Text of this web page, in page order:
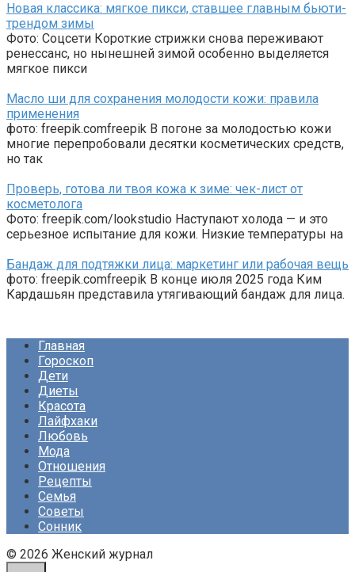
Новая классика: мягкое пикси, ставшее главным бьюти-
трендом зимы
Фото: Соцсети Короткие стрижки снова переживают
ренессанс, но нынешней зимой особенно выделяется
мягкое пикси
Масло ши для сохранения молодости кожи: правила
применения
фото: freepik.comfreepik В погоне за молодостью кожи
многие перепробовали десятки косметических средств,
но так
Проверь, готова ли твоя кожа к зиме: чек-лист от
косметолога
Фото: freepik.com/lookstudio Наступают холода — и это
серьезное испытание для кожи. Низкие температуры на
Бандаж для подтяжки лица: маркетинг или рабочая вещь
фото: freepik.comfreepik В конце июля 2025 года Ким
Кардашьян представила утягивающий бандаж для лица.
Главная
Гороскоп
Дети
Диеты
Красота
Лайфхаки
Любовь
Мода
Отношения
Рецепты
Семья
Советы
Сонник
© 2026 Женский журнал